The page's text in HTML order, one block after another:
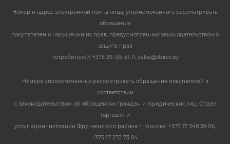
Номер и адрес электронной почты лица, уполномоченного рассматривать
обращения
покупателей о нарушении их прав, предусмотренных законодательством о
защите прав
потребителей: +375 29 135-51-11, sales@storex.by
Номера уполномоченных рассматривать обращения покупателей в
соответствии
с законодательством об обращениях граждан и юридических лиц: Отдел
торговли и
услуг администрации Фрунзенского района г. Минска: +375 17 348 39 06,
+375 17 272 73 84.